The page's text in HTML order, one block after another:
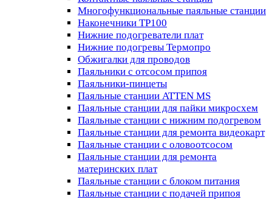
Многофункциональные паяльные станции
Наконечники TP100
Нижние подогреватели плат
Нижние подогревы Термопро
Обжигалки для проводов
Паяльники с отсосом припоя
Паяльники-пинцеты
Паяльные станции ATTEN MS
Паяльные станции для пайки микросхем
Паяльные станции с нижним подогревом
Паяльные станции для ремонта видеокарт
Паяльные станции с оловоотсосом
Паяльные станции для ремонта
материнских плат
Паяльные станции с блоком питания
Паяльные станции с подачей припоя